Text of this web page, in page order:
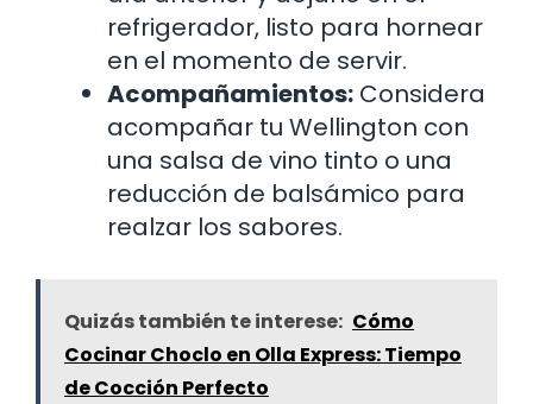
refrigerador, listo para hornear
en el momento de servir.
Acompañamientos: Considera
acompañar tu Wellington con
una salsa de vino tinto o una
reducción de balsámico para
realzar los sabores.
Quizás también te interese: Cómo
Cocinar Choclo en Olla Express: Tiempo
de Cocción Perfecto